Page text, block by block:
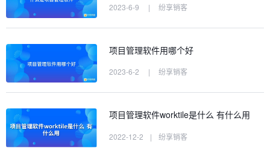
2023-6-9 | 纷享销客
项目管理软件用哪个好
2023-6-2 | 纷享销客
项目管理软件worktile是什么 有什么用
2022-12-2 | 纷享销客